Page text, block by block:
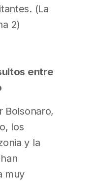
(La
2)
entre
Bolsonaro,
los
y la
muy